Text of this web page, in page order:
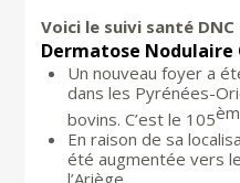
Voici le suivi santé
Dermatose Nodulaire
Un nouveau foyer a
dans les Pyrénées-
bovins. C’est le 105
En raison de sa
été augmentée vers
l’Ariège.